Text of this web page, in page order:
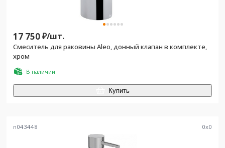
17 750₽/шт.
Смеситель для раковины Aleo, донный клапан в комплекте,
хром
В наличии
Купить
n043448 0x0